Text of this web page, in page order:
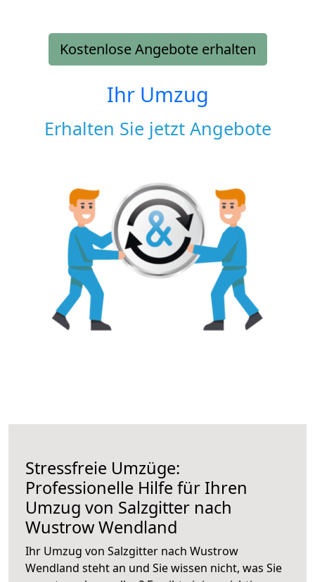
Kostenlose Angebote erhalten
Ihr Umzug
Erhalten Sie jetzt Angebote
Stressfreie Umzüge:
Professionelle Hilfe für Ihren
Umzug von Salzgitter nach
Wustrow Wendland
Ihr Umzug von Salzgitter nach Wustrow
Wendland steht an und Sie wissen nicht, was Sie